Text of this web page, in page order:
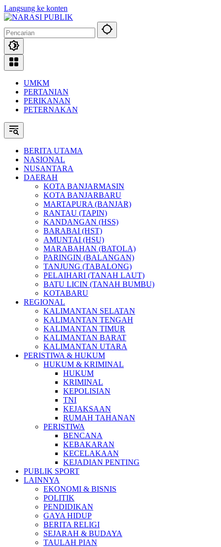
Langsung ke konten
UMKM
PERTANIAN
PERIKANAN
PETERNAKAN
BERITA UTAMA
NASIONAL
NUSANTARA
DAERAH
KOTA BANJARMASIN
KOTA BANJARBARU
MARTAPURA (BANJAR)
RANTAU (TAPIN)
KANDANGAN (HSS)
BARABAI (HST)
AMUNTAI (HSU)
MARABAHAN (BATOLA)
PARINGIN (BALANGAN)
TANJUNG (TABALONG)
PELAIHARI (TANAH LAUT)
BATU LICIN (TANAH BUMBU)
KOTABARU
REGIONAL
KALIMANTAN SELATAN
KALIMANTAN TENGAH
KALIMANTAN TIMUR
KALIMANTAN BARAT
KALIMANTAN UTARA
PERISTIWA & HUKUM
HUKUM & KRIMINAL
HUKUM
KRIMINAL
KEPOLISIAN
TNI
KEJAKSAAN
RUMAH TAHANAN
PERISTIWA
BENCANA
KEBAKARAN
KECELAKAAN
KEJADIAN PENTING
PUBLIK SPORT
LAINNYA
EKONOMI & BISNIS
POLITIK
PENDIDIKAN
GAYA HIDUP
BERITA RELIGI
SEJARAH & BUDAYA
TAULAH PIAN